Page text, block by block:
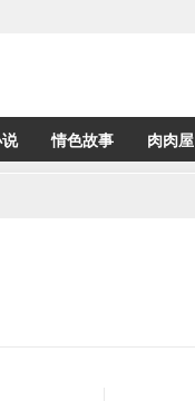
情色故事 肉肉屋